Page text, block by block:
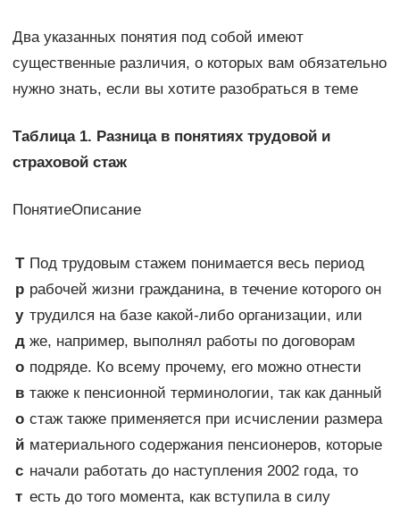
Два указанных понятия под собой имеют
существенные различия, о которых вам обязательно
нужно знать, если вы хотите разобраться в теме
Таблица 1. Разница в понятиях трудовой и
страховой стаж
ПонятиеОписание
Т
р
у
д
о
в
о
й
с
т
Под трудовым стажем понимается весь период
рабочей жизни гражданина, в течение которого он
трудился на базе какой-либо организации, или
же, например, выполнял работы по договорам
подряде. Ко всему прочему, его можно отнести
также к пенсионной терминологии, так как данный
стаж также применяется при исчислении размера
материального содержания пенсионеров, которые
начали работать до наступления 2002 года, то
есть до того момента, как вступила в силу